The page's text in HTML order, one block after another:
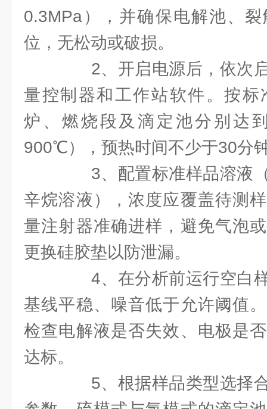
0.3MPa），并确保电解池、
位，无松动或破损。
2、开启电源后，依次启
量控制器和工作站软件。按标
炉、燃烧段及滴定池分别达
900℃），预热时间不少于30分
3、配置标准样品溶液（
辛烷溶液），浓度应覆盖待测
量注射器准确进样，避免气泡
更换硅胶垫以防泄漏。
4、在分析前运行空白样
基线平稳、噪音低于允许阈值
检查电解液是否失效、电极是
达标。
5、根据样品类型选择合